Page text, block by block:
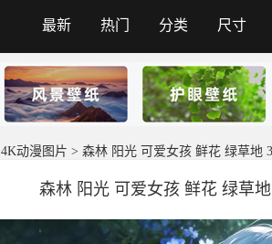
最新 热门 分类 尺寸
4K动漫图片 > 森林 阳光 可爱女孩 鲜花 绿草地
森林 阳光 可爱女孩 鲜花 绿草